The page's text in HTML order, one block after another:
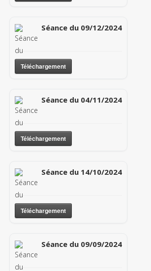
Séance du 09/12/2024
Téléchargement
Séance du 04/11/2024
Téléchargement
Séance du 14/10/2024
Téléchargement
Séance du 09/09/2024